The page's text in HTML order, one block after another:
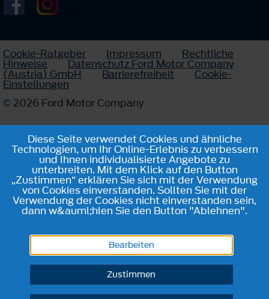
Cookie-Ratgeber Impressum Rechtliche
Hinweise Datenschutz Ford Motor Company
(Austria) GmbH Barrierefreiheit Cookie-
Einstellungen
© 2026 Ford Motor Company
Diese Seite verwendet Cookies und ähnliche
Technologien, um Ihr Online-Erlebnis zu verbessern
und Ihnen individualisierte Angebote zu
unterbreiten. Mit dem Klick auf den Button
„Zustimmen“ erklären Sie sich mit der Verwendung
von Cookies einverstanden. Sollten Sie mit der
Verwendung der Cookies nicht einverstanden sein,
dann w&auml;hlen Sie den Button "Ablehnen".
Bearbeiten
Zustimmen